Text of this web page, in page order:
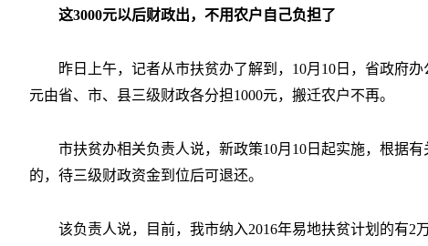
这3000元以后财政出，不用农户自己负担了
昨日上午，记者从市扶贫办了解到，10月10日，省政府
元由省、市、县三级财政各分担1000元，搬迁农户不再。
市扶贫办相关负责人说，新政策10月10日起实施，根据
的，待三级财政资金到位后可退还。
该负责人说，目前，我市纳入2016年易地扶贫计划的有2